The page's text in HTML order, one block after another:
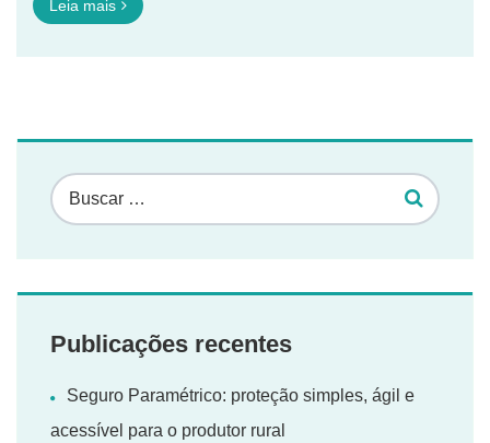
Leia mais
Publicações recentes
Seguro Paramétrico: proteção simples, ágil e
acessível para o produtor rural